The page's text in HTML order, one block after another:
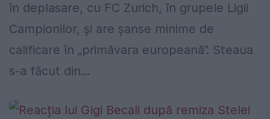
în deplasare, cu FC Zurich, în grupele Ligii
Campionilor, și are șanse minime de
calificare în „primăvara europeană”. Steaua
s-a făcut din...